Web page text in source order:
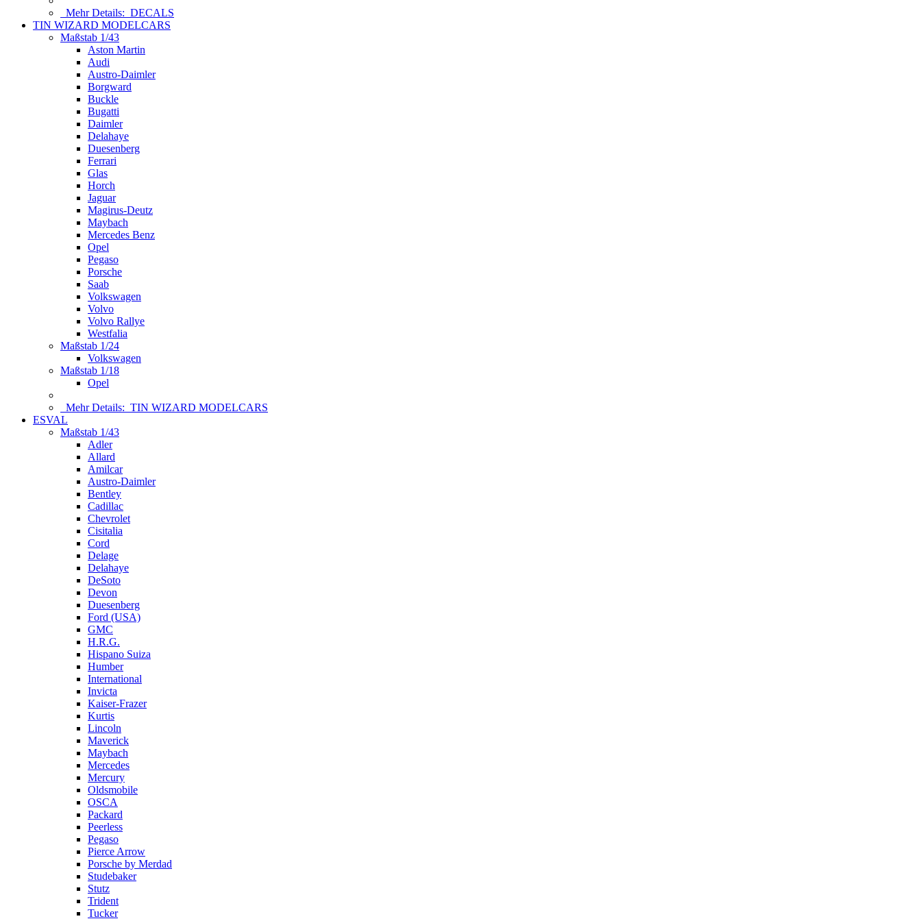
Mehr Details: DECALS
TIN WIZARD MODELCARS
Maßstab 1/43
Aston Martin
Audi
Austro-Daimler
Borgward
Buckle
Bugatti
Daimler
Delahaye
Duesenberg
Ferrari
Glas
Horch
Jaguar
Magirus-Deutz
Maybach
Mercedes Benz
Opel
Pegaso
Porsche
Saab
Volkswagen
Volvo
Volvo Rallye
Westfalia
Maßstab 1/24
Volkswagen
Maßstab 1/18
Opel
Mehr Details: TIN WIZARD MODELCARS
ESVAL
Maßstab 1/43
Adler
Allard
Amilcar
Austro-Daimler
Bentley
Cadillac
Chevrolet
Cisitalia
Cord
Delage
Delahaye
DeSoto
Devon
Duesenberg
Ford (USA)
GMC
H.R.G.
Hispano Suiza
Humber
International
Invicta
Kaiser-Frazer
Kurtis
Lincoln
Maverick
Maybach
Mercedes
Mercury
Oldsmobile
OSCA
Packard
Peerless
Pegaso
Pierce Arrow
Porsche by Merdad
Studebaker
Stutz
Trident
Tucker